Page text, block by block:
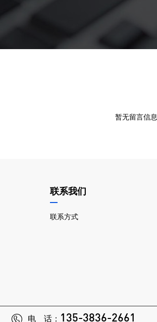
暂无留言信息
联系我们
联系方式
电 话： 135-3836-2661